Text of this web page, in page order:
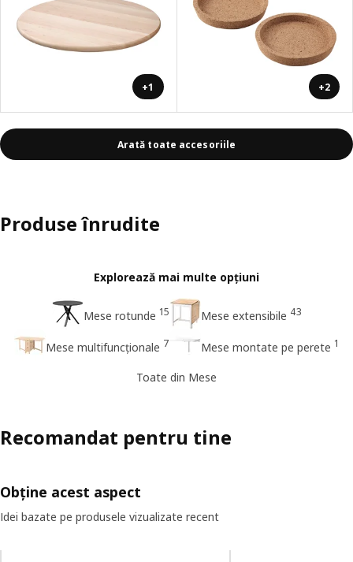
+1 +2
Arată toate accesoriile
Produse înrudite
Explorează mai multe opțiuni
Mese rotunde 15 Mese extensibile 43
Mese multifuncționale 7 Mese montate pe perete 1
Toate din Mese
Recomandat pentru tine
Obține acest aspect
Idei bazate pe produsele vizualizate recent